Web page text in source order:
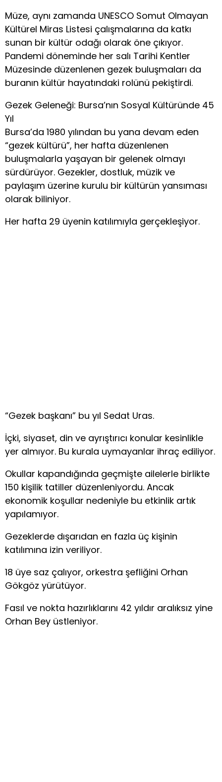
Müze, aynı zamanda UNESCO Somut Olmayan
Kültürel Miras Listesi çalışmalarına da katkı
sunan bir kültür odağı olarak öne çıkıyor.
Pandemi döneminde her salı Tarihi Kentler
Müzesinde düzenlenen gezek buluşmaları da
buranın kültür hayatındaki rolünü pekiştirdi.
Gezek Geleneği: Bursa’nın Sosyal Kültüründe 45
Yıl
Bursa’da 1980 yılından bu yana devam eden
“gezek kültürü”, her hafta düzenlenen
buluşmalarla yaşayan bir gelenek olmayı
sürdürüyor. Gezekler, dostluk, müzik ve
paylaşım üzerine kurulu bir kültürün yansıması
olarak biliniyor.
Her hafta 29 üyenin katılımıyla gerçekleşiyor.
“Gezek başkanı” bu yıl Sedat Uras.
İçki, siyaset, din ve ayrıştırıcı konular kesinlikle
yer almıyor. Bu kurala uymayanlar ihraç ediliyor.
Okullar kapandığında geçmişte ailelerle birlikte
150 kişilik tatiller düzenleniyordu. Ancak
ekonomik koşullar nedeniyle bu etkinlik artık
yapılamıyor.
Gezeklerde dışarıdan en fazla üç kişinin
katılımına izin veriliyor.
18 üye saz çalıyor, orkestra şefliğini Orhan
Gökgöz yürütüyor.
Fasıl ve nokta hazırlıklarını 42 yıldır aralıksız yine
Orhan Bey üstleniyor.